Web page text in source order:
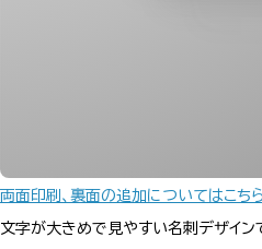
両面印刷、裏面の追加についてはこち
文字が大きめで見やすい名刺デザイン